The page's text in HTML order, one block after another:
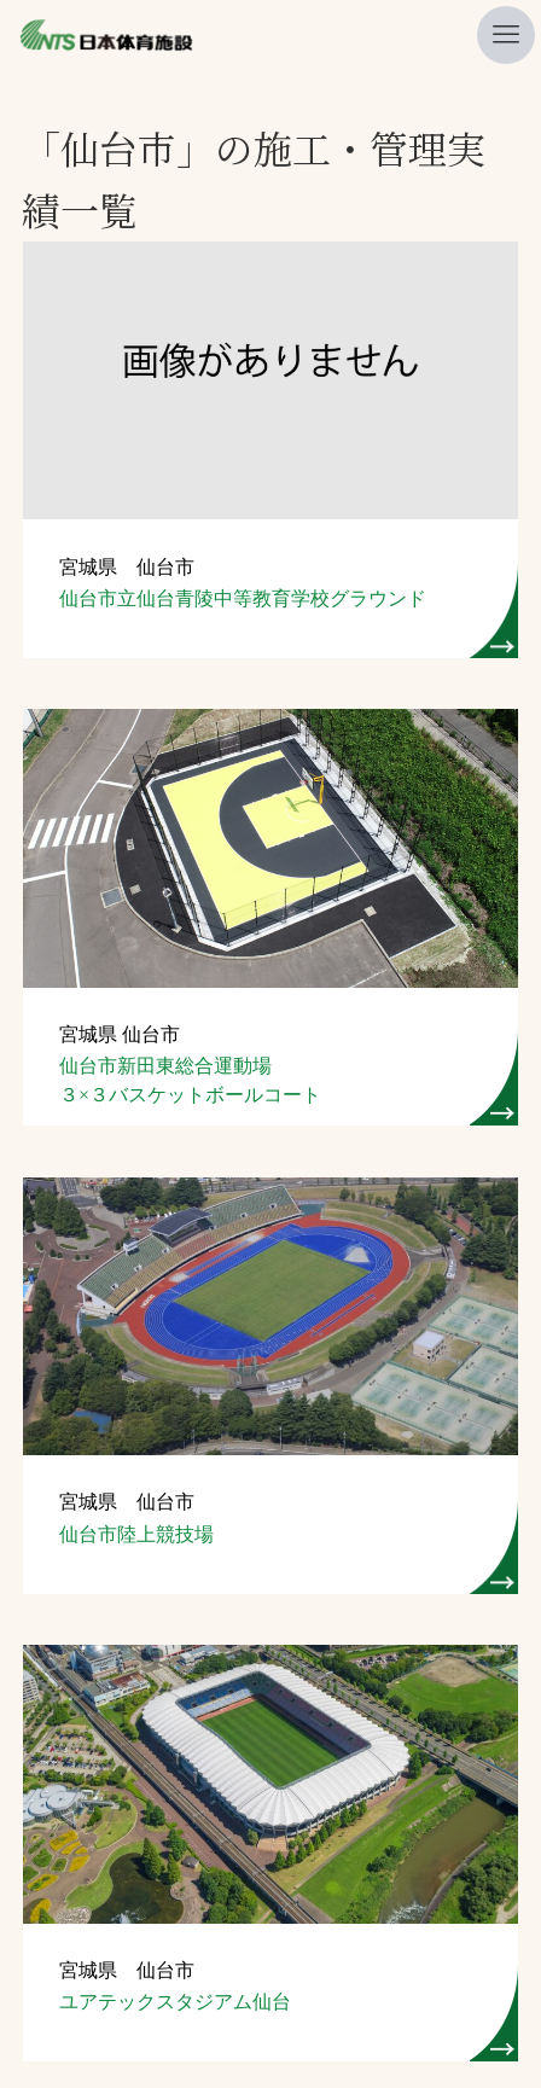
ニュース
プレスリリース
施工・管理実績一覧
検索
お問合せ
ソーシャルメディアポリシー
InstagramFacebook
YouTube
文字の見えづらさや操作にお困りの方へ
「仙台市」の施工・管理実
績一覧
宮城県 仙台市
仙台市立仙台青陵中等教育学校グラウンド
宮城県 仙台市
仙台市新田東総合運動場
３×３バスケットボールコート
宮城県 仙台市
仙台市陸上競技場
宮城県 仙台市
ユアテックスタジアム仙台